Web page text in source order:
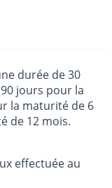
durée de 30
jours pour la
la maturité de 6
de 12 mois.
effectuée au